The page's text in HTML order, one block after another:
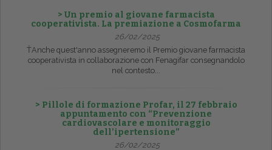
> Un premio al giovane farmacista
cooperativista. La premiazione a Cosmofarma
26/02/2025
ŤAnche quest'anno assegneremo il Premio giovane farmacista
cooperativista in collaborazione con Fenagifar consegnandolo
nel contesto...
> Pillole di formazione Profar, il 27 febbraio
appuntamento con “Prevenzione
cardiovascolare e monitoraggio
dell’ipertensione”
26/02/2025